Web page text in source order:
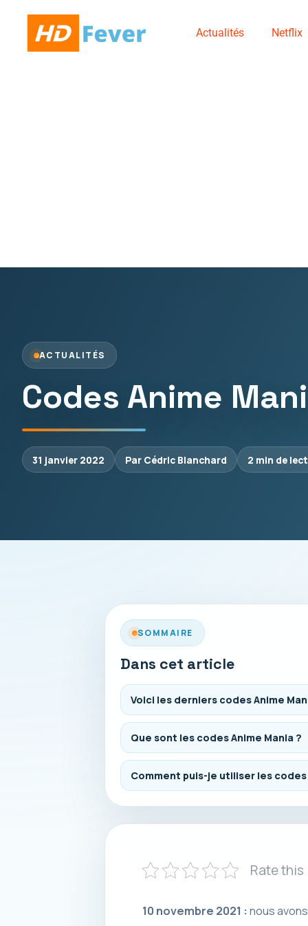
Actualités Netflix
ACTUALITÉS
Codes Anime
31 janvier 2022 Par Cédric Blanchard 2 min de
SOMMAIRE
Dans cet article
Voici les derniers codes Anime
Que sont les codes Anime Mania ?
Comment puis-je utiliser les codes
Rate
10 novembre 2021 : nous